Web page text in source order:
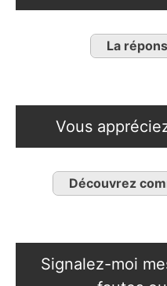
La
Vous
Découvrez
Signalez-moi